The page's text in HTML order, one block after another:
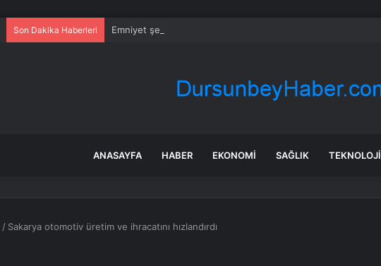
Son Dakika Haberleri Emniyet şeridinde feci ölüm: Servis şoförüne midibüs çarptı
ANASAYFA HABER EKONOMI SAĞLIK TEKNOLOJI
/ Sakarya otomotiv üretim ve ihracatını hızlandırdı